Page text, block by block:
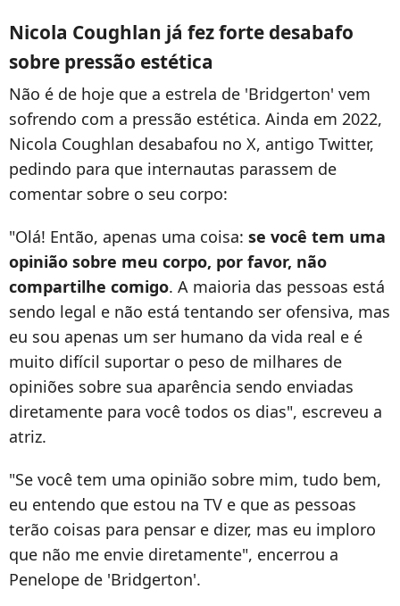
Nicola Coughlan já fez forte desabafo
sobre pressão estética
Não é de hoje que a estrela de 'Bridgerton' vem
sofrendo com a pressão estética. Ainda em 2022,
Nicola Coughlan desabafou no X, antigo Twitter,
pedindo para que internautas parassem de
comentar sobre o seu corpo:
"Olá! Então, apenas uma coisa: se você tem uma
opinião sobre meu corpo, por favor, não
compartilhe comigo. A maioria das pessoas está
sendo legal e não está tentando ser ofensiva, mas
eu sou apenas um ser humano da vida real e é
muito difícil suportar o peso de milhares de
opiniões sobre sua aparência sendo enviadas
diretamente para você todos os dias", escreveu a
atriz.
"Se você tem uma opinião sobre mim, tudo bem,
eu entendo que estou na TV e que as pessoas
terão coisas para pensar e dizer, mas eu imploro
que não me envie diretamente", encerrou a
Penelope de 'Bridgerton'.